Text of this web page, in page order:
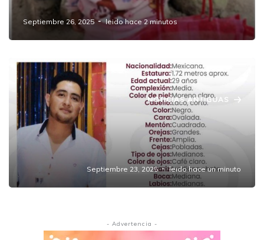
Septiembre 26, 2025 leido hace 2 minutos
NOTICIAS ANTIGUAS
Sigue desaparecido Misael Romero
Sombrerero, el joven de Amozoc reclutado
con engaños en Facebook
Septiembre 23, 2025 leido hace un minuto
- Advertencia -